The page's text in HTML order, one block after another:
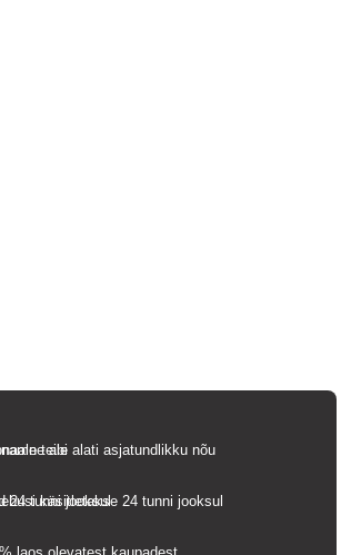
teile alati asjatundlikku nõu
käsitletakse 24 tunni jooksul